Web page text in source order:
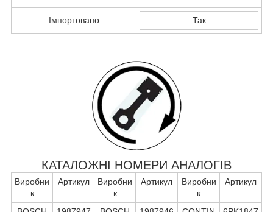
Імпортовано Так
КАТАЛОЖНІ НОМЕРИ АНАЛОГІВ
Виробни
к
Артикул
Виробни
к
Артикул
Виробни
к
Артикул